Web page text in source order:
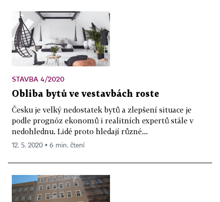
STAVBA 4/2020
Obliba bytů ve vestavbách roste
Česku je velký nedostatek bytů a zlepšení situace je
podle prognóz ekonomů i realitních expertů stále v
nedohlednu. Lidé proto hledají různé...
12. 5. 2020 ▪ 6 min. čtení